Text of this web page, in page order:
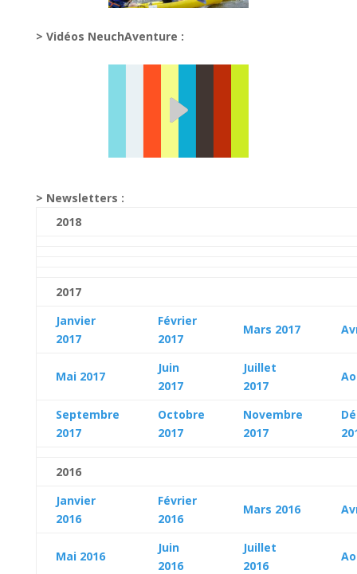
> Vidéos NeuchAventure :
> Newsletters :
2018
2017
Janvier
2017
Février
2017
Mars 2017
Mai 2017
Juin
2017
Juillet
2017
Septembre
2017
Octobre
2017
Novembre
2017
2016
Janvier
2016
Février
2016
Mars 2016
Mai 2016
Juin
2016
Juillet
2016